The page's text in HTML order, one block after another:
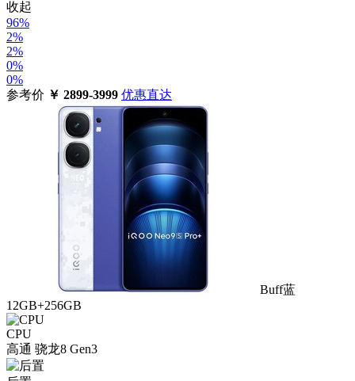
收起
96%
2%
2%
0%
0%
参考价 ￥ 2899-3999 优惠直达
Buff蓝
12GB+256GB
CPU
高通 骁龙8 Gen3